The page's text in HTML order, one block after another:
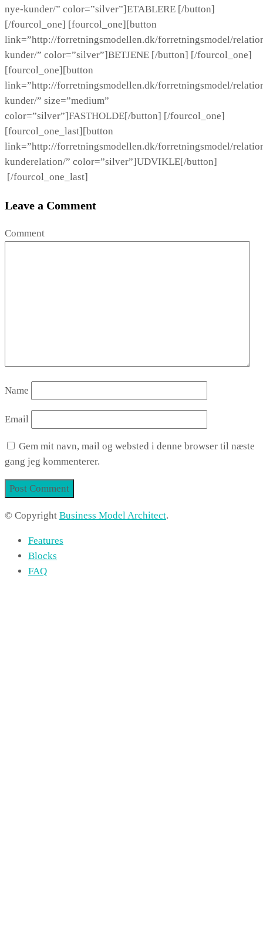
nye-kunder/” color=”silver”]ETABLERE [/button]
[/fourcol_one] [fourcol_one][button
link=”http://forretningsmodellen.dk/forretningsmodel/
kunder/” color=”silver”]BETJENE [/button] [/fourcol_one]
[fourcol_one][button
link=”http://forretningsmodellen.dk/forretningsmodel/
kunder/” size=”medium”
color=”silver”]FASTHOLDE[/button] [/fourcol_one]
[fourcol_one_last][button
link=”http://forretningsmodellen.dk/forretningsmodel/
kunderelation/” color=”silver”]UDVIKLE[/button]
[/fourcol_one_last]
Leave a Comment
Comment
Name
Email
Gem mit navn, mail og websted i denne browser til næste
gang jeg kommenterer.
© Copyright Business Model Architect.
Features
Blocks
FAQ